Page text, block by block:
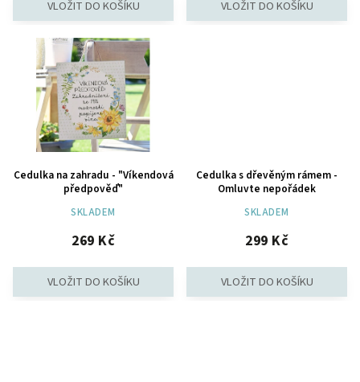
Cedulka na zahradu - "Víkendová
předpověď"
SKLADEM
269 Kč
Cedulka s dřevěným rámem -
Omluvte nepořádek
SKLADEM
299 Kč